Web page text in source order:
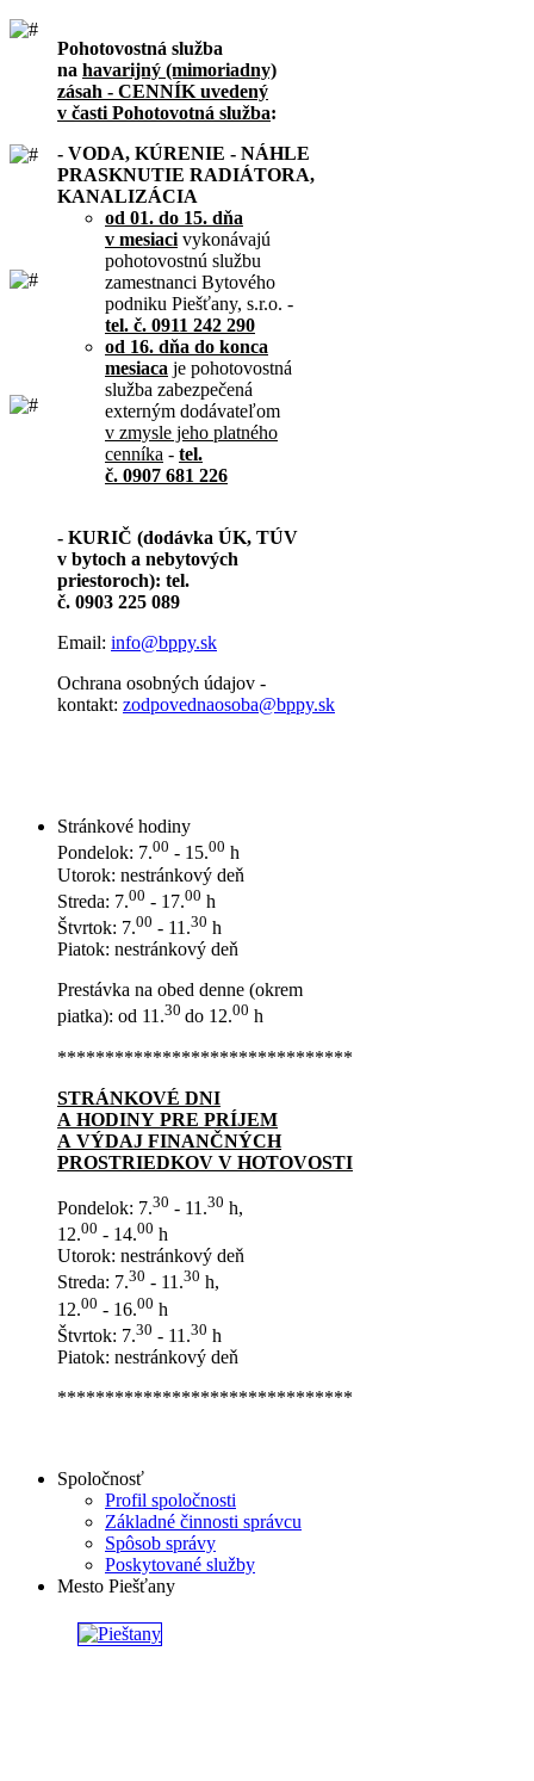
Pohotovostná služba
na havarijný (mimoriadny)
zásah - CENNÍK uvedený
v časti Pohotovotná služba:
- VODA, KÚRENIE - NÁHLE
PRASKNUTIE RADIÁTORA,
KANALIZÁCIA
od 01. do 15. dňa
v mesiaci vykonávajú
pohotovostnú službu
zamestnanci Bytového
podniku Piešťany, s.r.o. -
tel. č. 0911 242 290
od 16. dňa do konca
mesiaca je pohotovostná
služba zabezpečená
externým dodávateľom
v zmysle jeho platného
cenníka - tel.
č. 0907 681 226
- KURIČ (dodávka ÚK, TÚV
v bytoch a nebytových
priestoroch): tel.
č. 0903 225 089
Email: info@bppy.sk
Ochrana osobných údajov -
kontakt: zodpovednaosoba@bppy.sk
Stránkové hodiny
Pondelok: 7.00 - 15.00 h
Utorok: nestránkový deň
Streda: 7.00 - 17.00 h
Štvrtok: 7.00 - 11.30 h
Piatok: nestránkový deň
Prestávka na obed denne (okrem
piatka): od 11.30 do 12.00 h
*******************************
STRÁNKOVÉ DNI
A HODINY PRE PRÍJEM
A VÝDAJ FINANČNÝCH
PROSTRIEDKOV V HOTOVOSTI
Pondelok: 7.30 - 11.30 h,
12.00 - 14.00 h
Utorok: nestránkový deň
Streda: 7.30 - 11.30 h,
12.00 - 16.00 h
Štvrtok: 7.30 - 11.30 h
Piatok: nestránkový deň
*******************************
Spoločnosť
Profil spoločnosti
Základné činnosti správcu
Spôsob správy
Poskytované služby
Mesto Piešťany